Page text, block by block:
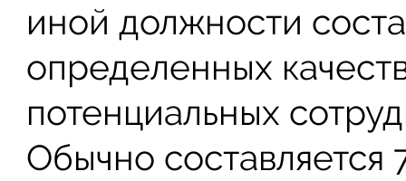
иной должности
определенных
потенциальных
Обычно составляется